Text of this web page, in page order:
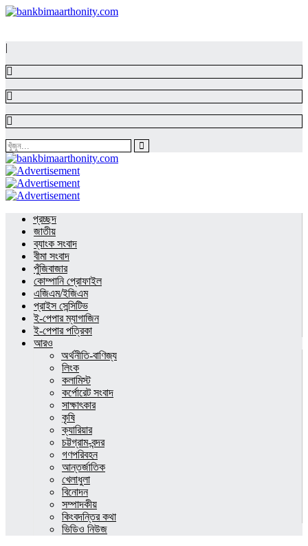
|
প্রচ্ছদ
জাতীয়
ব্যাংক সংবাদ
বীমা সংবাদ
পুঁজিবাজার
কোম্পানি প্রোফাইল
এজিএম/ইজিএম
প্রাইস সেন্সিটিভ
ই-পেপার ম্যাগাজিন
ই-পেপার পত্রিকা
আরও
অর্থনীতি-বাণিজ্য
লিংক
কলামিস্ট
কর্পোরেট সংবাদ
সাক্ষাৎকার
কৃষি
ক্যারিয়ার
চট্টগ্রাম-বন্দর
গণপরিবহন
আন্তর্জাতিক
খেলাধুলা
বিনোদন
সম্পাদকীয়
কিংবদন্তির কথা
ভিডিও নিউজ